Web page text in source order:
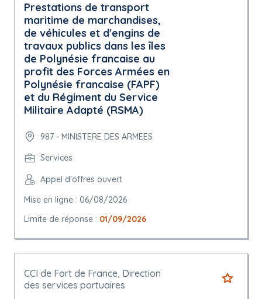
Prestations de transport
maritime de marchandises,
de véhicules et d'engins de
travaux publics dans les îles
de Polynésie francaise au
profit des Forces Armées en
Polynésie francaise (FAPF)
et du Régiment du Service
Militaire Adapté (RSMA)
987 - MINISTERE DES ARMEES
Services
Appel d'offres ouvert
Mise en ligne : 06/08/2026
Limite de réponse : 01/09/2026
CCI de Fort de France, Direction
des services portuaires